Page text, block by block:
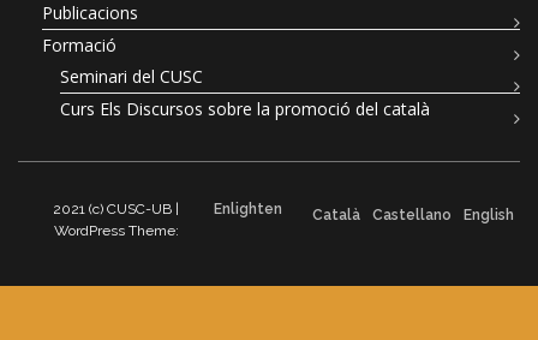
Publicacions
Formació
Seminari del CUSC
Curs Els Discursos sobre la promoció del català
2021 (c) CUSC-UB |
WordPress Theme:
Enlighten Català Castellano English